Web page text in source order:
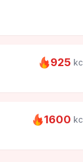
925
1600